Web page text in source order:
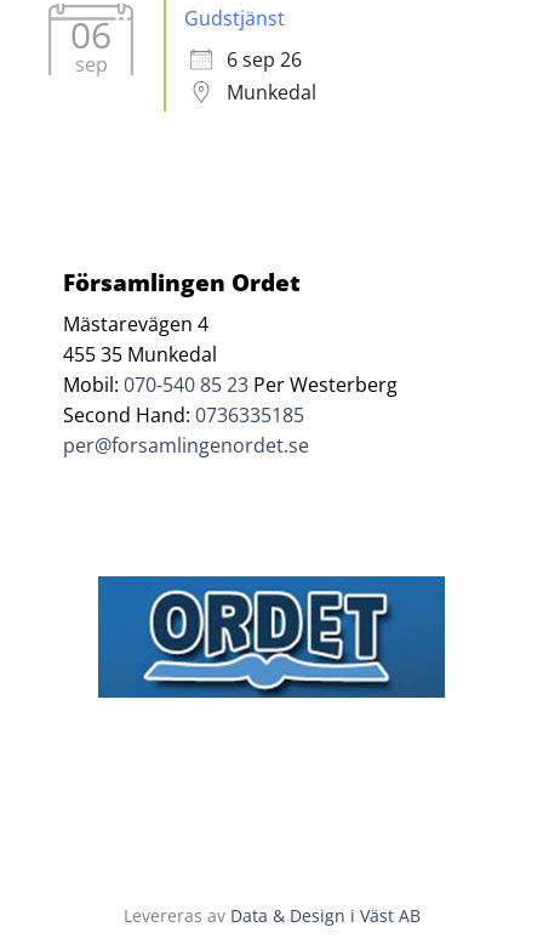
06
sep
Gudstjänst
6 sep 26
Munkedal
Församlingen Ordet
Mästarevägen 4
455 35 Munkedal
Mobil:070-540 85 23 Per Westerberg
Second Hand:0736335185
per@forsamlingenordet.se
Levereras av Data & Design i Väst AB